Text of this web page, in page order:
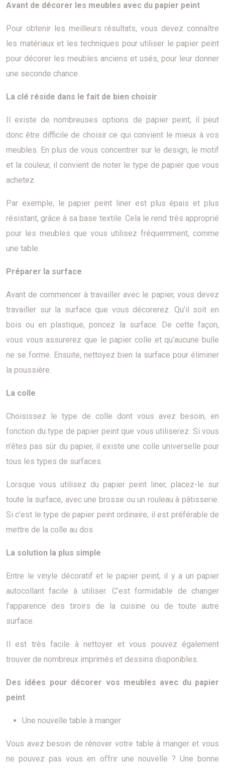
Avant de décorer les meubles avec du papier peint
Pour obtenir les meilleurs résultats, vous devez connaître
les matériaux et les techniques pour utiliser le papier peint
pour décorer les meubles anciens et usés, pour leur donner
une seconde chance.
La clé réside dans le fait de bien choisir
Il existe de nombreuses options de papier peint, il peut
donc être difficile de choisir ce qui convient le mieux à vos
meubles. En plus de vous concentrer sur le design, le motif
et la couleur, il convient de noter le type de papier que vous
achetez.
Par exemple, le papier peint liner est plus épais et plus
résistant, grâce à sa base textile. Cela le rend très approprié
pour les meubles que vous utilisez fréquemment, comme
une table.
Préparer la surface
Avant de commencer à travailler avec le papier, vous devez
travailler sur la surface que vous décorerez. Qu’il soit en
bois ou en plastique, poncez la surface. De cette façon,
vous vous assurerez que le papier colle et qu’aucune bulle
ne se forme. Ensuite, nettoyez bien la surface pour éliminer
la poussière.
La colle
Choisissez le type de colle dont vous avez besoin, en
fonction du type de papier peint que vous utiliserez. Si vous
n’êtes pas sûr du papier, il existe une colle universelle pour
tous les types de surfaces.
Lorsque vous utilisez du papier peint liner, placez-le sur
toute la surface, avec une brosse ou un rouleau à pâtisserie.
Si c’est le type de papier peint ordinaire, il est préférable de
mettre de la colle au dos.
La solution la plus simple
Entre le vinyle décoratif et le papier peint, il y a un papier
autocollant facile à utiliser. C’est formidable de changer
l’apparence des tiroirs de la cuisine ou de toute autre
surface.
Il est très facile à nettoyer et vous pouvez également
trouver de nombreux imprimés et dessins disponibles.
Des idées pour décorer vos meubles avec du papier
peint
Une nouvelle table à manger
Vous avez besoin de rénover votre table à manger et vous
ne pouvez pas vous en offrir une nouvelle ? Une bonne